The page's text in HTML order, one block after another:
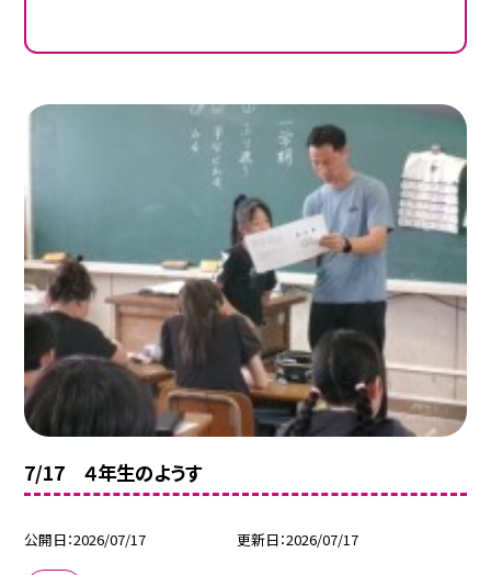
7/17 ４年生のようす
公開日 2026/07/17 更新日 2026/07/17